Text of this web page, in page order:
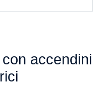
accendini